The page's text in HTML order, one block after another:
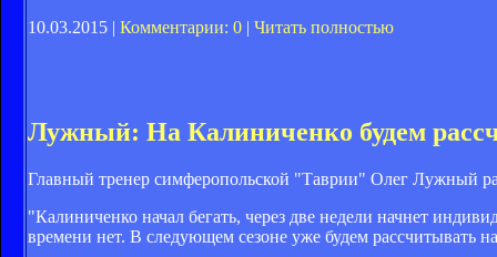
10.03.2015 | Комментарии: 0 | Читать полностью
Лужный: На Калиниченко будем
Главный тренер симферопольской "Таврии" Олег Лужный
"Калиниченко начал бегать, через две недели начнет
времени нет. В следующем сезоне уже будем рассчитывать